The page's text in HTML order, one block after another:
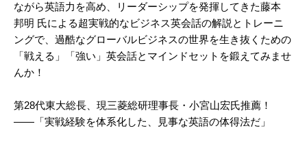
ながら英語力を高め、リーダーシップを発揮してきた藤本
邦明 氏による超実戦的なビジネス英会話の解説とトレーニ
ングで、過酷なグローバルビジネスの世界を生き抜くための
「戦える」「強い」英会話とマインドセットを鍛えてみませ
んか！
第28代東大総長、現三菱総研理事長・小宮山宏氏推薦！
――「実戦経験を体系化した、見事な英語の体得法だ」